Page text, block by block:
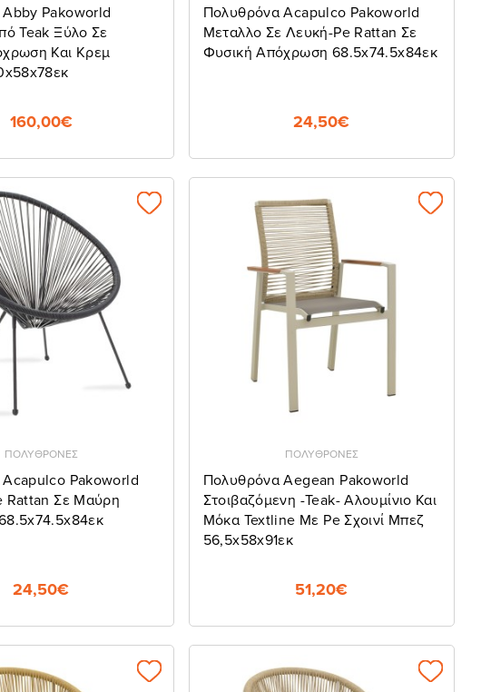
Pakoworld
Teak Ξύλο Σε
Και Κρεμ
160,00€
Πολυθρόνα Acapulco Pakoworld
Μεταλλο Σε Λευκή-Pe Rattan Σε
Φυσική Απόχρωση 68.5x74.5x84εκ
24,50€
ΠΟΛΥΘΡΟΝΕΣ
Pakoworld
Rattan Σε Μαύρη
24,50€
ΠΟΛΥΘΡΟΝΕΣ
Πολυθρόνα Aegean Pakoworld
Στοιβαζόμενη -teak- Αλουμίνιο Και
Μόκα Textline Με Pe Σχοινί Μπεζ
56,5x58x91εκ
51,20€